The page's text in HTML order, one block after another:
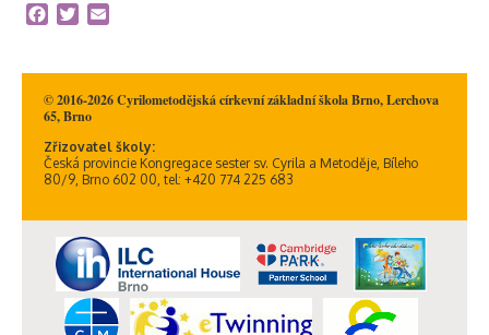
Facebook
Twitter
© 2016-2026 Cyrilometodějská církevní základní škola Brno, Lerchova
65, Brno
Zřizovatel školy:
Česká provincie Kongregace sester sv. Cyrila a Metoděje, Bíleho
80/9, Brno 602 00, tel: +420 774 225 683